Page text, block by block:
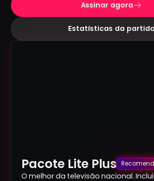
Assinar agora
Estatísticas da partida
Pacote Lite Plus
O melhor da televisão nacional. Inclui